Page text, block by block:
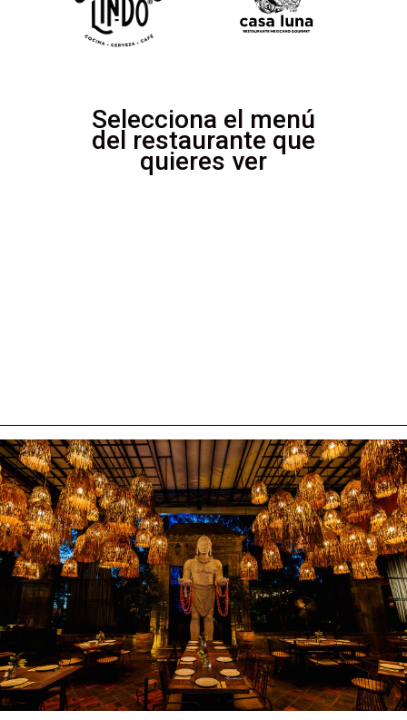
Selecciona el menú
del restaurante que
quieres ver